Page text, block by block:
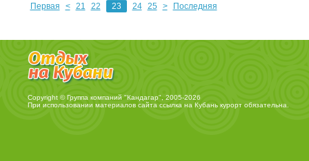
Первая < 21 22 23 24 25 > Последняя
Copyright © Группа компаний "Кандагар", 2005-2026
При использовании материалов сайта ссылка на Кубань курортобязательна.